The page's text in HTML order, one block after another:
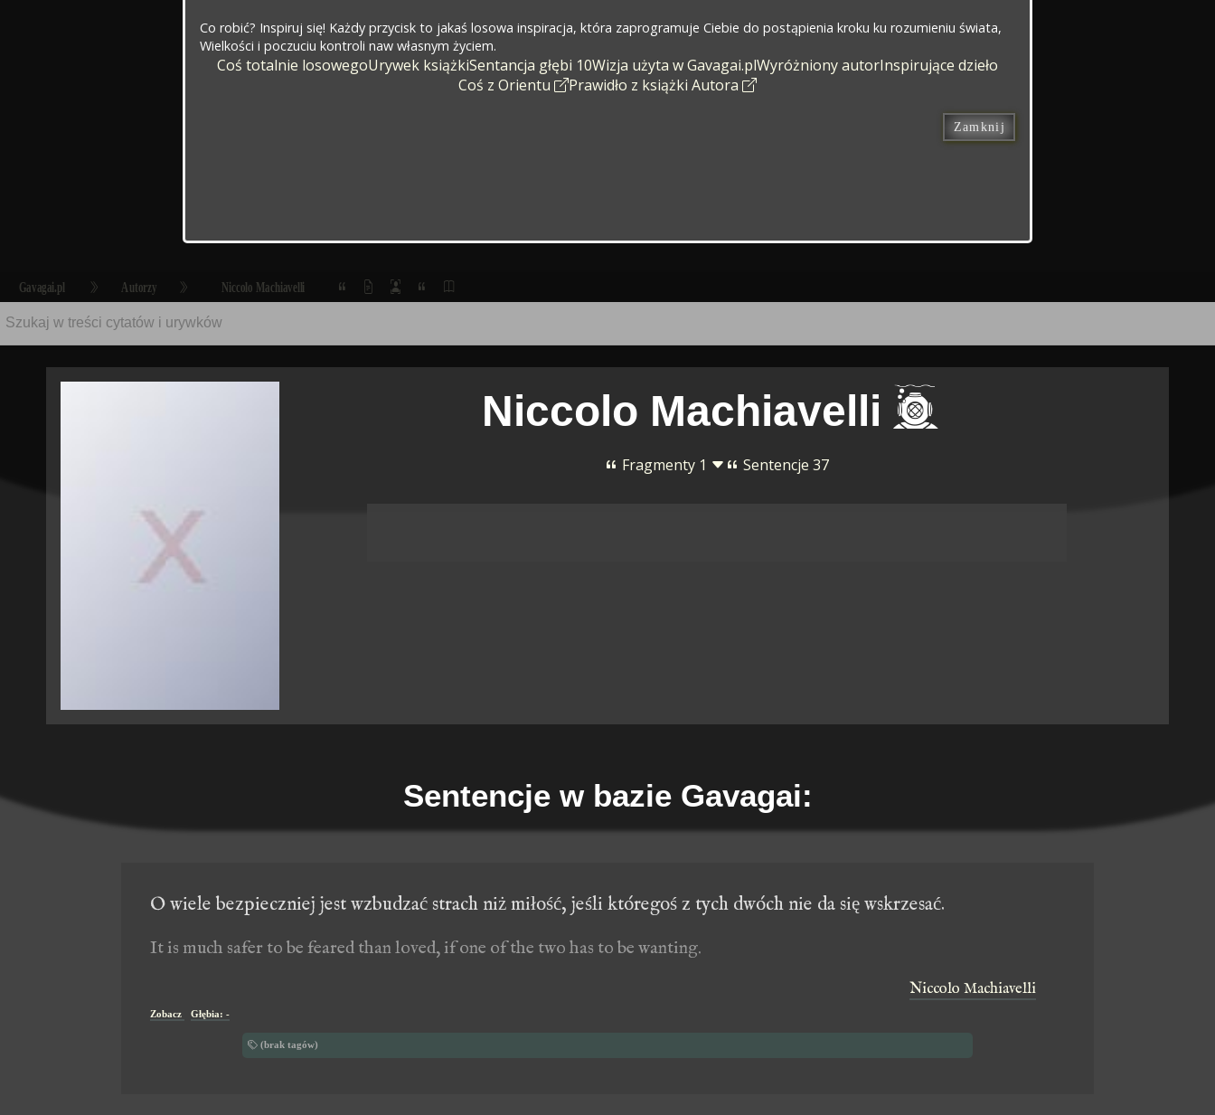
Co robić? Inspiruj się! Każdy przycisk to jakaś losowa inspiracja, która zaprogramuje Ciebie do postąpienia kroku ku rozumieniu świata,
Wielkości i poczuciu kontroli naw własnym życiem.
Coś totalnie losowegoUrywek książkiSentancja głębi 10Wizja użyta w Gavagai.plWyróżniony autorInspirujące dzieło
Coś z Orientu
Prawidło z książki Autora
Zamknij
Gavagai.pl Autorzy Niccolo Machiavelli
Niccolo Machiavelli
Fragmenty 1 Sentencje 37
Sentencje w bazie Gavagai:
O wiele bezpieczniej jest wzbudzać strach niż miłość, jeśli któregoś z tych dwóch nie da się wskrzesać.
It is much safer to be feared than loved, if one of the two has to be wanting.
Niccolo Machiavelli
Zobacz Głębia: -
(brak tagów)